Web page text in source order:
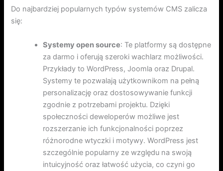
Do najbardziej popularnych typów systemów CMS zalicza
się:
Systemy open source: Te platformy są dostępne
za darmo i oferują szeroki wachlarz możliwości.
Przykłady to WordPress, Joomla oraz Drupal.
Systemy te pozwalają użytkownikom na pełną
personalizację oraz dostosowywanie funkcji
zgodnie z potrzebami projektu. Dzięki
społeczności deweloperów możliwe jest
rozszerzanie ich funkcjonalności poprzez
różnorodne wtyczki i motywy. WordPress jest
szczególnie popularny ze względu na swoją
intuicyjność oraz łatwość użycia, co czyni go